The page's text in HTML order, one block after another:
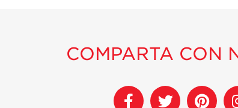
COMPARTA CON